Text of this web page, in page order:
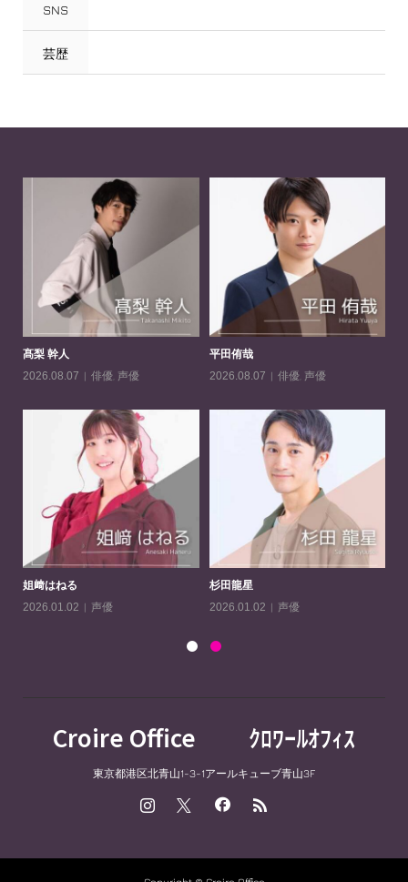
SNS
芸歴
髙梨 幹人
2026.08.07
俳優, 声優
平田侑哉
2026.08.07
俳優, 声優
姐﨑はねる
2026.01.02
声優
杉田龍星
2026.01.02
声優
Croire Office ｸﾛﾜｰﾙｵﾌｨｽ
東京都港区北青山1-3-1アールキューブ青山3F